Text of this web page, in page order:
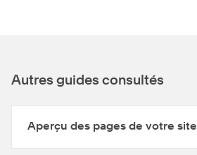
Autres guides consultés
Aperçu des pages de votre site